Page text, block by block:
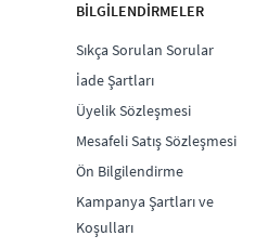
BİLGİLENDİRMELER
Sıkça Sorulan Sorular
İade Şartları
Üyelik Sözleşmesi
Mesafeli Satış Sözleşmesi
Ön Bilgilendirme
Kampanya Şartları ve
Koşulları